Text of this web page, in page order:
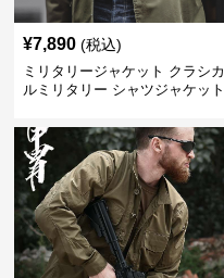
¥7,890 (税込)
ミリタリージャケット クラシカ
ルミリタリー シャツジャケット